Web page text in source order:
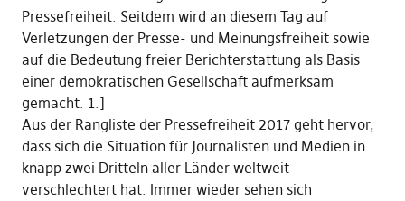
Pressefreiheit. Seitdem wird an diesem Tag auf
Verletzungen der Presse- und Meinungsfreiheit sowie
auf die Bedeutung freier Berichterstattung als Basis
einer demokratischen Gesellschaft aufmerksam
gemacht. 1.]
Aus der Rangliste der Pressefreiheit 2017 geht hervor,
dass sich die Situation für Journalisten und Medien in
knapp zwei Dritteln aller Länder weltweit
verschlechtert hat. Immer wieder sehen sich